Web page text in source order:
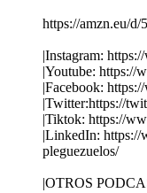
https://amzn.eu/d/
|Instagram:
|Youtube: https://
|Facebook:
|Twitter:https://
|Tiktok: https://
|LinkedIn:
pleguezuelos/
|OTROS